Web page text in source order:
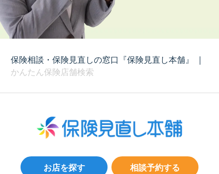
保険相談・保険見直しの窓口『保険見直し本舗』
|
かんたん保険店舗検索
相談予約する
お店を探す